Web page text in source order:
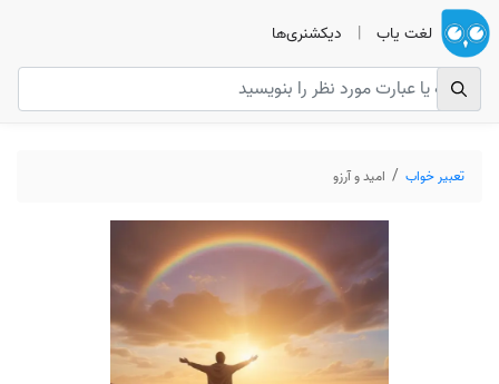
لغت یاب | دیکشنری‌ها
تعبیر خواب امید و آرزو